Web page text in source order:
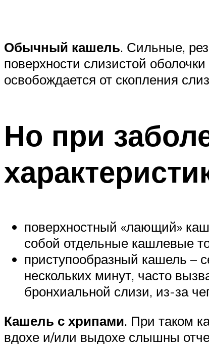
Обычный кашель. Сильные,
поверхности слизистой
освобождается от скопления
Но при
поверхностный «лающий»
собой отдельные кашлевые
приступообразный кашель –
нескольких минут, часто
бронхиальной слизи, из-за
Кашель с хрипами. При таком
вдохе и/или выдохе слышны